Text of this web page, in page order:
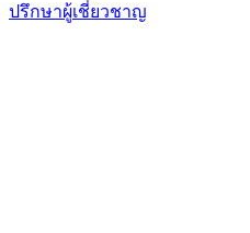
ปรึกษาผู้เชี่ยวชาญ